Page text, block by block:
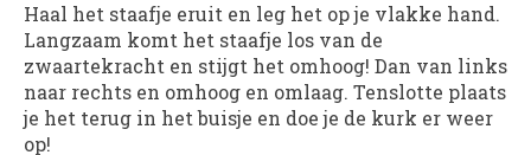
Haal het staafje eruit en leg het op je vlakke hand.
Langzaam komt het staafje los van de
zwaartekracht en stijgt het omhoog! Dan van links
naar rechts en omhoog en omlaag. Tenslotte plaats
je het terug in het buisje en doe je de kurk er weer
op!